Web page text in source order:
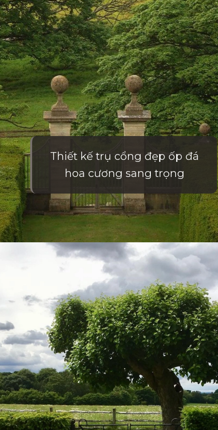
Thiết kế trụ cổng đẹp ốp đá
hoa cương sang trọng
https://vietnamxua.edu.vn/cong-nha-vuon